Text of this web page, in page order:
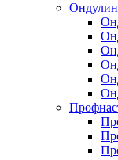
Ондулин